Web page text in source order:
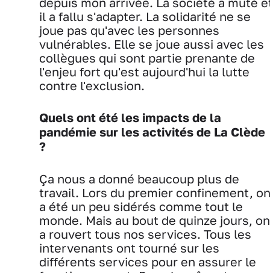
il a fallu s'adapter. La solidarité ne se
joue pas qu'avec les personnes
vulnérables. Elle se joue aussi avec les
collègues qui sont partie prenante de
l'enjeu fort qu'est aujourd'hui la lutte
contre l'exclusion.
Quels ont été les impacts de la
pandémie sur les activités de La Clède
?
Ça nous a donné beaucoup plus de
travail. Lors du premier confinement, on
a été un peu sidérés comme tout le
monde. Mais au bout de quinze jours, on
a rouvert tous nos services. Tous les
intervenants ont tourné sur les
différents services pour en assurer le